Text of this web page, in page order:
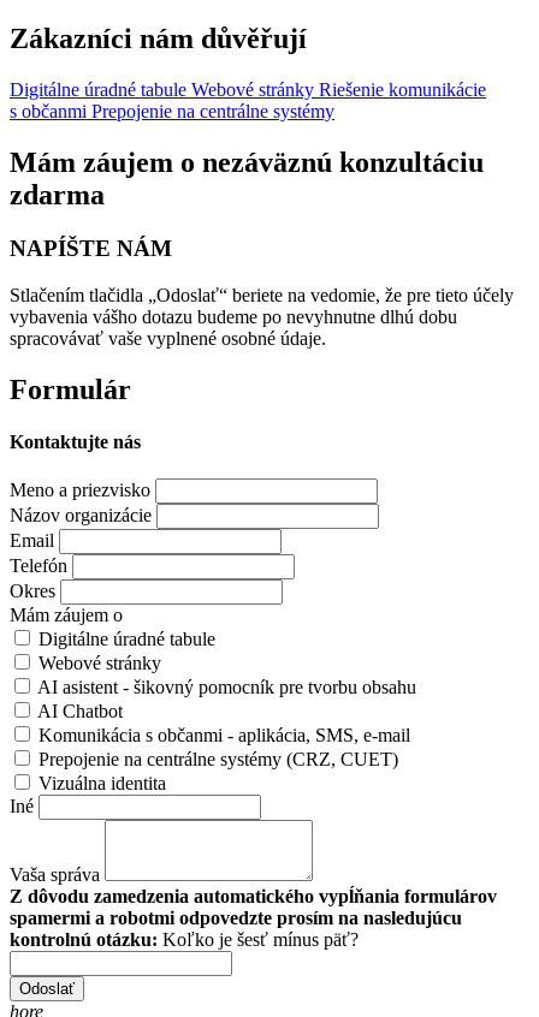
Zákazníci nám důvěřují
Digitálne úradné tabule Webové stránky Riešenie komunikácie
s občanmi Prepojenie na centrálne systémy
Mám záujem o nezáväznú konzultáciu
zdarma
NAPÍŠTE NÁM
Stlačením tlačidla „Odoslať“ beriete na vedomie, že pre tieto účely
vybavenia vášho dotazu budeme po nevyhnutne dlhú dobu
spracovávať vaše vyplnené osobné údaje.
Formulár
Kontaktujte nás
Meno a priezvisko
Názov organizácie
Email
Telefón
Okres
Mám záujem o
Digitálne úradné tabule
Webové stránky
AI asistent - šikovný pomocník pre tvorbu obsahu
AI Chatbot
Komunikácia s občanmi - aplikácia, SMS, e-mail
Prepojenie na centrálne systémy (CRZ, CUET)
Vizuálna identita
Iné
Vaša správa
Z dôvodu zamedzenia automatického vypĺňania formulárov
spamermi a robotmi odpovedzte prosím na nasledujúcu
kontrolnú otázku: Koľko je šesť mínus päť?
Odoslať
hore